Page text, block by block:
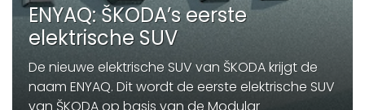
ENYAQ: ŠKODA’s eerste
elektrische SUV
De nieuwe elektrische SUV van ŠKODA krijgt de
naam ENYAQ. Dit wordt de eerste elektrische SUV
van ŠKODA op basis van de Modular